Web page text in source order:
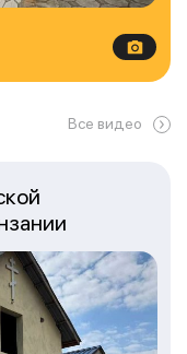
Все видео